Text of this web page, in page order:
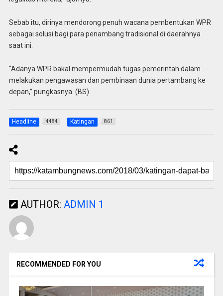
Sebab itu, dirinya mendorong penuh wacana pembentukan WPR
sebagai solusi bagi para penambang tradisional di daerahnya
saat ini.
“Adanya WPR bakal mempermudah tugas pemerintah dalam
melakukan pengawasan dan pembinaan dunia pertambang ke
depan,” pungkasnya. (BS)
Headline 4484 Katingan 861
AUTHOR: ADMIN 1
RECOMMENDED FOR YOU